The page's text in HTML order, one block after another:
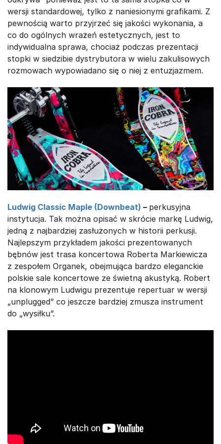
wersji standardowej, tylko z naniesionymi grafikami. Z
pewnością warto przyjrzeć się jakości wykonania, a
co do ogólnych wrażeń estetycznych, jest to
indywidualna sprawa, chociaż podczas prezentacji
stopki w siedzibie dystrybutora w wielu zakulisowych
rozmowach wypowiadano się o niej z entuzjazmem.
Ludwig Classic Maple (Downbeat) – perkusyjna
instytucja. Tak można opisać w skrócie markę Ludwig,
jedną z najbardziej zasłużonych w historii perkusji.
Najlepszym przykładem jakości prezentowanych
bębnów jest trasa koncertowa Roberta Markiewicza
z zespołem Organek, obejmująca bardzo eleganckie
polskie sale koncertowe ze świetną akustyką. Robert
na klonowym Ludwigu prezentuje repertuar w wersji
„unplugged” co jeszcze bardziej zmusza instrument
do „wysiłku”.